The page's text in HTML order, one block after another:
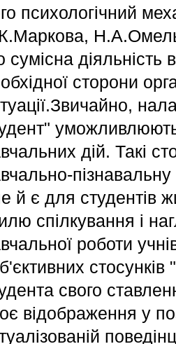
психологічний
сумісна діяльність
сторони
дій. Такі
пізнавальну
й є для студентів
спілкування і
роботи
свого
відображення у